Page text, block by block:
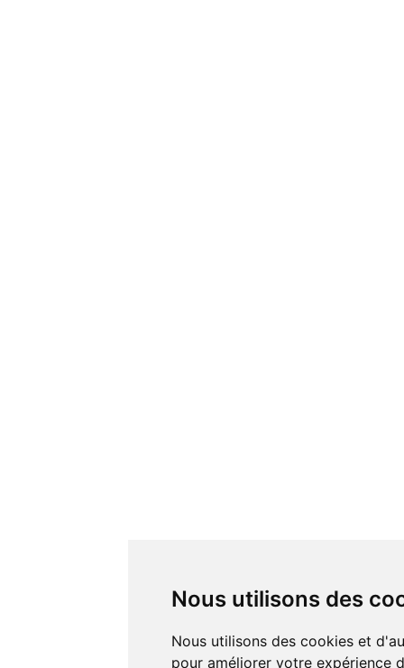
Nous utilisons des
Nous utilisons des cookies et d'autres technologies de suivi
pour améliorer votre expérience